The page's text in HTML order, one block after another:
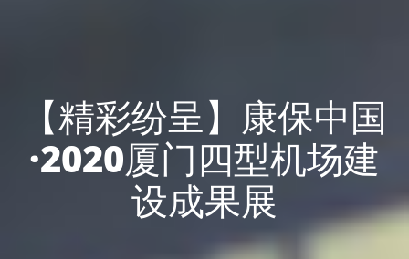
【精彩纷呈】康保中国
·2020厦门四型机场建
设成果展